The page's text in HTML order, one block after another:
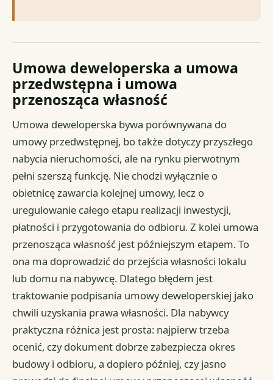
Umowa deweloperska a umowa
przedwstępna i umowa
przenosząca własność
Umowa deweloperska bywa porównywana do
umowy przedwstępnej, bo także dotyczy przyszłego
nabycia nieruchomości, ale na rynku pierwotnym
pełni szerszą funkcję. Nie chodzi wyłącznie o
obietnicę zawarcia kolejnej umowy, lecz o
uregulowanie całego etapu realizacji inwestycji,
płatności i przygotowania do odbioru. Z kolei umowa
przenosząca własność jest późniejszym etapem. To
ona ma doprowadzić do przejścia własności lokalu
lub domu na nabywcę. Dlatego błędem jest
traktowanie podpisania umowy deweloperskiej jako
chwili uzyskania prawa własności. Dla nabywcy
praktyczna różnica jest prosta: najpierw trzeba
ocenić, czy dokument dobrze zabezpiecza okres
budowy i odbioru, a dopiero później, czy jasno